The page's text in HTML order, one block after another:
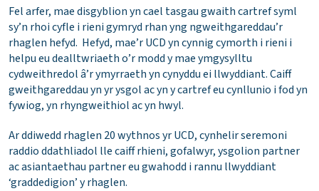
Fel arfer, mae disgyblion yn cael tasgau gwaith cartref syml
sy’n rhoi cyfle i rieni gymryd rhan yng ngweithgareddau’r
rhaglen hefyd. Hefyd, mae’r UCD yn cynnig cymorth i rieni i
helpu eu dealltwriaeth o’r modd y mae ymgysylltu
cydweithredol â’r ymyrraeth yn cynyddu ei llwyddiant. Caiff
gweithgareddau yn yr ysgol ac yn y cartref eu cynllunio i fod yn
fywiog, yn rhyngweithiol ac yn hwyl.
Ar ddiwedd rhaglen 20 wythnos yr UCD, cynhelir seremoni
raddio ddathliadol lle caiff rhieni, gofalwyr, ysgolion partner
ac asiantaethau partner eu gwahodd i rannu llwyddiant
‘graddedigion’ y rhaglen.